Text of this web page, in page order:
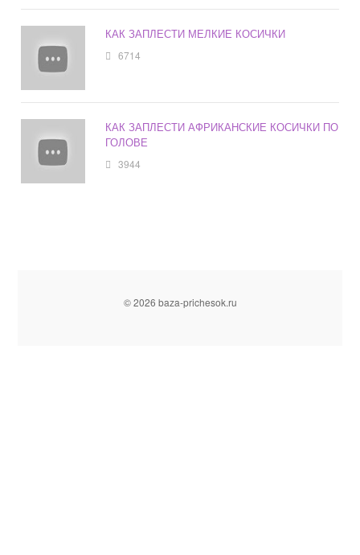
КАК ЗАПЛЕСТИ МЕЛКИЕ КОСИЧКИ
6714
КАК ЗАПЛЕСТИ АФРИКАНСКИЕ КОСИЧКИ ПО
ГОЛОВЕ
3944
© 2026 baza-prichesok.ru